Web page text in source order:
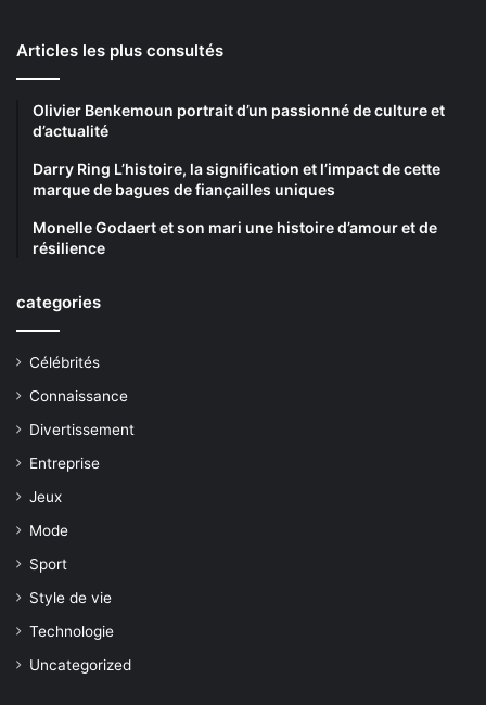
Articles les plus consultés
Olivier Benkemoun portrait d’un passionné de culture et
d’actualité
Darry Ring L’histoire, la signification et l’impact de cette
marque de bagues de fiançailles uniques
Monelle Godaert et son mari une histoire d’amour et de
résilience
categories
Célébrités
Connaissance
Divertissement
Entreprise
Jeux
Mode
Sport
Style de vie
Technologie
Uncategorized